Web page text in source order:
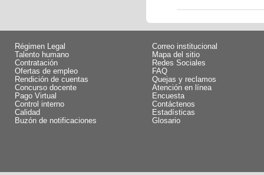
Régimen Legal
Talento humano
Contratación
Ofertas de empleo
Rendición de cuentas
Concurso docente
Pago Virtual
Control interno
Calidad
Buzón de notificaciones
Correo institucional
Mapa del sitio
Redes Sociales
FAQ
Quejas y reclamos
Atención en línea
Encuesta
Contáctenos
Estadísticas
Glosario